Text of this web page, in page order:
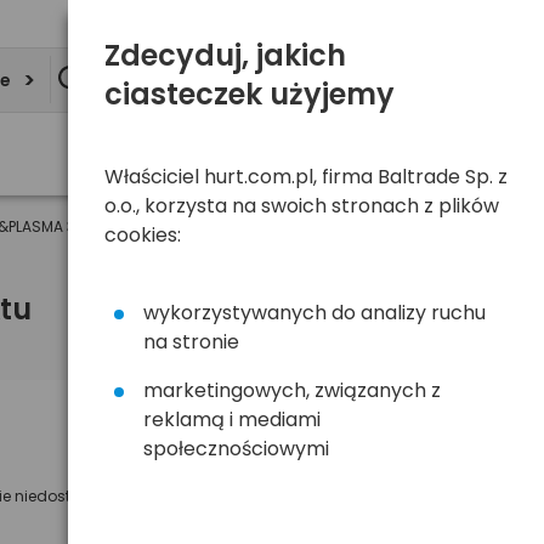
37"- 60" udźwig 81,6kg obrotowy 360st ruchomy góra/dół
niedostępny
Powiadom mnie o dostępności
Zdecyduj, jakich
ciasteczek użyjemy
Właściciel hurt.com.pl, firma Baltrade Sp. z
o.o., korzysta na swoich stronach z plików
cookies:
wykorzystywanych do analizy ruchu
na stronie
marketingowych, związanych z
reklamą i mediami
społecznościowymi